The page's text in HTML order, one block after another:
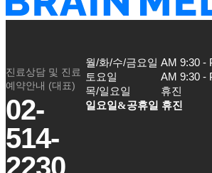
진료상담 및 진료
예약안내 (대표)
02-
514-
2230
월/화/수/금요일
토요일
목/일요일
AM 9:30 -
AM 9:30 -
휴진
일요일&공휴일 휴진